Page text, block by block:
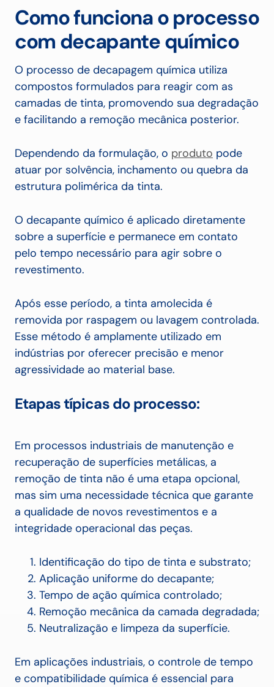
Como funciona o processo
com decapante químico
O processo de decapagem química utiliza
compostos formulados para reagir com as
camadas de tinta, promovendo sua degradação
e facilitando a remoção mecânica posterior.
Dependendo da formulação, o produto pode
atuar por solvência, inchamento ou quebra da
estrutura polimérica da tinta.
O decapante químico é aplicado diretamente
sobre a superfície e permanece em contato
pelo tempo necessário para agir sobre o
revestimento.
Após esse período, a tinta amolecida é
removida por raspagem ou lavagem controlada.
Esse método é amplamente utilizado em
indústrias por oferecer precisão e menor
agressividade ao material base.
Etapas típicas do processo:
Em processos industriais de manutenção e
recuperação de superfícies metálicas, a
remoção de tinta não é uma etapa opcional,
mas sim uma necessidade técnica que garante
a qualidade de novos revestimentos e a
integridade operacional das peças.
Identificação do tipo de tinta e substrato;
Aplicação uniforme do decapante;
Tempo de ação química controlado;
Remoção mecânica da camada degradada;
Neutralização e limpeza da superfície.
Em aplicações industriais, o controle de tempo
e compatibilidade química é essencial para